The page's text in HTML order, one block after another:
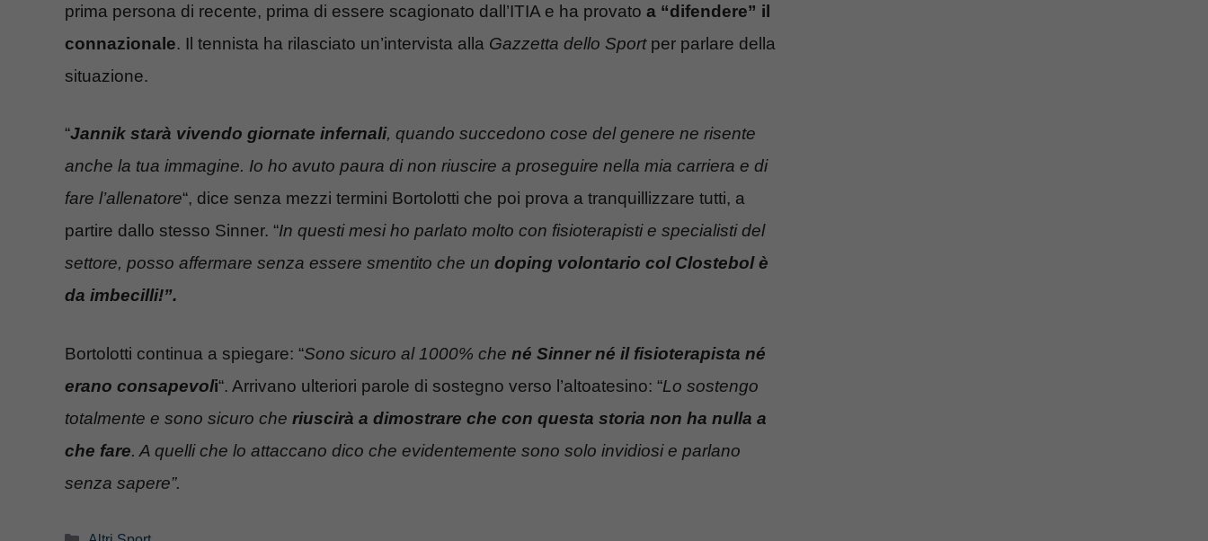
prima persona di recente, prima di essere scagionato dall’ITIA e ha provato a “difendere” il
connazionale. Il tennista ha rilasciato un’intervista alla Gazzetta dello Sportper parlare della
situazione.
“Jannik starà vivendo giornate infernali, quando succedono cose del genere ne risente
anche la tua immagine. Io ho avuto paura di non riuscire a proseguire nella mia carriera e di
fare l’allenatore“, dice senza mezzi termini Bortolotti che poi prova a tranquillizzare tutti, a
partire dallo stesso Sinner. “In questi mesi ho parlato molto con fisioterapisti e specialisti del
settore, posso affermare senza essere smentito che un doping volontario col Clostebol è
da imbecilli!”.
Bortolotti continua a spiegare: “Sono sicuro al 1000% che né Sinner né il fisioterapista né
erano consapevoli“. Arrivano ulteriori parole di sostegno verso l’altoatesino: “Lo sostengo
totalmente e sono sicuro che riuscirà a dimostrare che con questa storia non ha nulla a
che fare. A quelli che lo attaccano dico che evidentemente sono solo invidiosi e parlano
senza sapere”.